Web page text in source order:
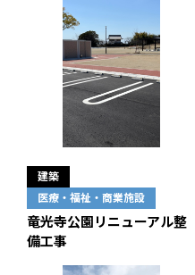
建築
医療・福祉・商業施設
竜光寺公園リニューアル整
備工事